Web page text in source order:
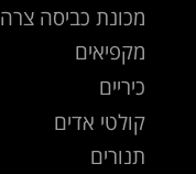
מכונת כביסה צרה
מקפיאים
כיריים
קולטי אדים
תנורים